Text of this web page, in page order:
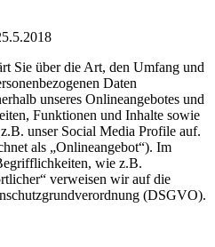
Sie über die Art, den Umfang und
Daten
unseres Onlineangebotes und
Funktionen und Inhalte sowie
unser Social Media Profile auf.
als „Onlineangebot“). Im
wie z.B.
verweisen wir auf die
(DSGVO).